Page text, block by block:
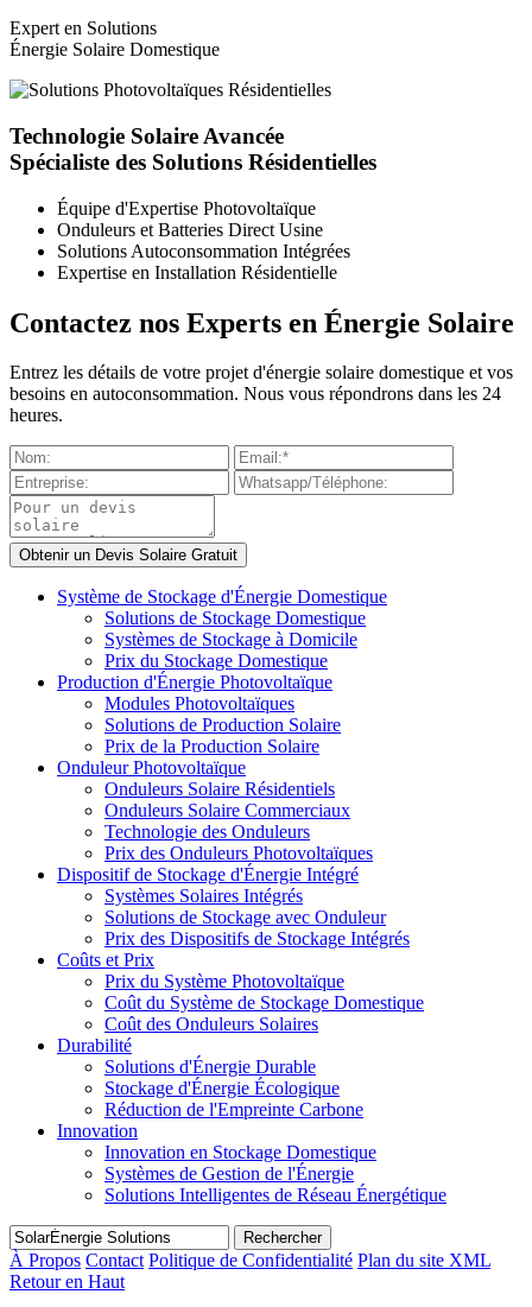
Expert en Solutions
Énergie Solaire Domestique
Technologie Solaire Avancée
Spécialiste des Solutions Résidentielles
Équipe d'Expertise Photovoltaïque
Onduleurs et Batteries Direct Usine
Solutions Autoconsommation Intégrées
Expertise en Installation Résidentielle
Contactez nos Experts en Énergie Solaire
Entrez les détails de votre projet d'énergie solaire domestique et vos
besoins en autoconsommation. Nous vous répondrons dans les 24
heures.
Système de Stockage d'Énergie Domestique
Solutions de Stockage Domestique
Systèmes de Stockage à Domicile
Prix du Stockage Domestique
Production d'Énergie Photovoltaïque
Modules Photovoltaïques
Solutions de Production Solaire
Prix de la Production Solaire
Onduleur Photovoltaïque
Onduleurs Solaire Résidentiels
Onduleurs Solaire Commerciaux
Technologie des Onduleurs
Prix des Onduleurs Photovoltaïques
Dispositif de Stockage d'Énergie Intégré
Systèmes Solaires Intégrés
Solutions de Stockage avec Onduleur
Prix des Dispositifs de Stockage Intégrés
Coûts et Prix
Prix du Système Photovoltaïque
Coût du Système de Stockage Domestique
Coût des Onduleurs Solaires
Durabilité
Solutions d'Énergie Durable
Stockage d'Énergie Écologique
Réduction de l'Empreinte Carbone
Innovation
Innovation en Stockage Domestique
Systèmes de Gestion de l'Énergie
Solutions Intelligentes de Réseau Énergétique
Rechercher
À Propos Contact Politique de Confidentialité Plan du site XML
Retour en Haut